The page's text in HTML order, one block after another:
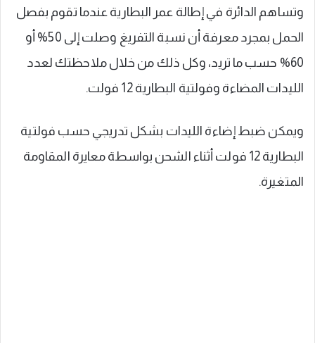
وتساهم الدائرة في إطالة عمر البطارية عندما تقوم بفصل
الحمل بمجرد معرفة أن نسبة التفريغ وصلت إلى 50% أو
60% حسب ما تريد، وكل ذلك من خلال ملاحظتك لعدد
الليدات المضاءة وفولتية البطارية 12 فولت.
ويمكن ضبط إضاءة الليدات بشكل تدريجي حسب فولتية
البطارية 12 فولت أثناء الشحن بواسطة معايرة المقاومة
المتغيرة.